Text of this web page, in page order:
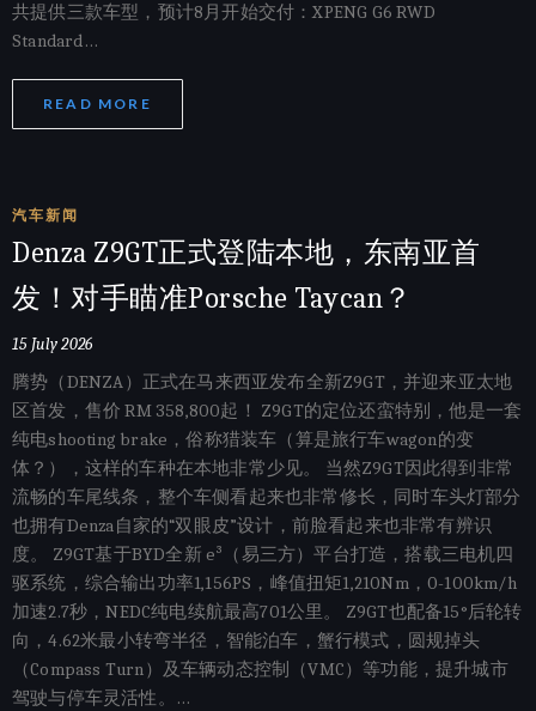
共提供三款车型，预计8月开始交付：XPENG G6 RWD
Standard…
READ MORE
汽车新闻
Denza Z9GT正式登陆本地，东南亚首
发！对手瞄准Porsche Taycan？
15 July 2026
腾势（DENZA）正式在马来西亚发布全新Z9GT，并迎来亚太地
区首发，售价 RM 358,800起！ Z9GT的定位还蛮特别，他是一套
纯电shooting brake，俗称猎装车（算是旅行车wagon的变
体？），这样的车种在本地非常少见。 当然Z9GT因此得到非常
流畅的车尾线条，整个车侧看起来也非常修长，同时车头灯部分
也拥有Denza自家的“双眼皮”设计，前脸看起来也非常有辨识
度。 Z9GT基于BYD全新 e³（易三方）平台打造，搭载三电机四
驱系统，综合输出功率1,156PS，峰值扭矩1,210Nm，0-100km/h
加速2.7秒，NEDC纯电续航最高701公里。 Z9GT也配备15°后轮转
向，4.62米最小转弯半径，智能泊车，蟹行模式，圆规掉头
（Compass Turn）及车辆动态控制（VMC）等功能，提升城市
驾驶与停车灵活性。…